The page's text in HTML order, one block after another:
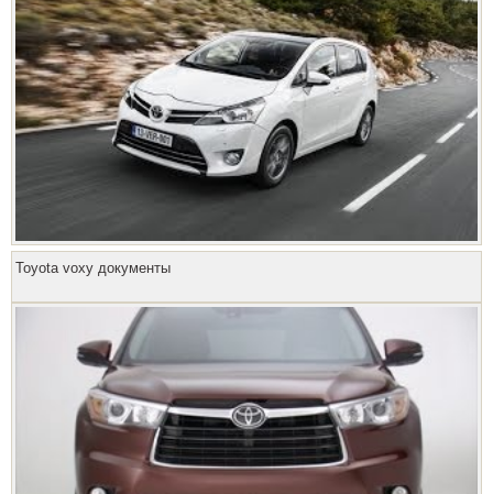
Toyota voxy документы